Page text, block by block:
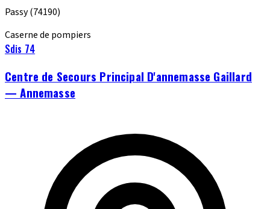
Passy(74190)
Caserne de pompiers
Sdis 74
Centre de Secours Principal D'annemasse Gaillard
— Annemasse